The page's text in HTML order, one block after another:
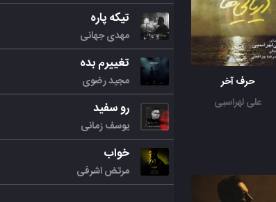
حرف آخر
علی لهراسبی
تیکه پاره
مهدی جهانی
تغییرم بده
مجید رضوی
رو سفید
یوسف زمانی
خواب
مرتض اشرفی